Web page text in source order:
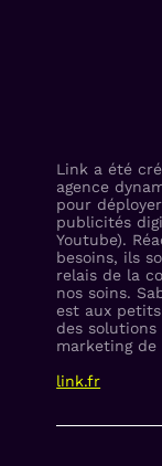
Link a été
agence
pour
publicités
Youtube).
besoins, ils
relais de la
nos soins.
est aux
des
marketing de
link.fr